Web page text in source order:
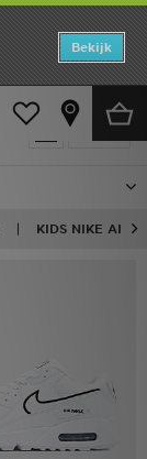
Bekijk
KIDS NIKE AIR